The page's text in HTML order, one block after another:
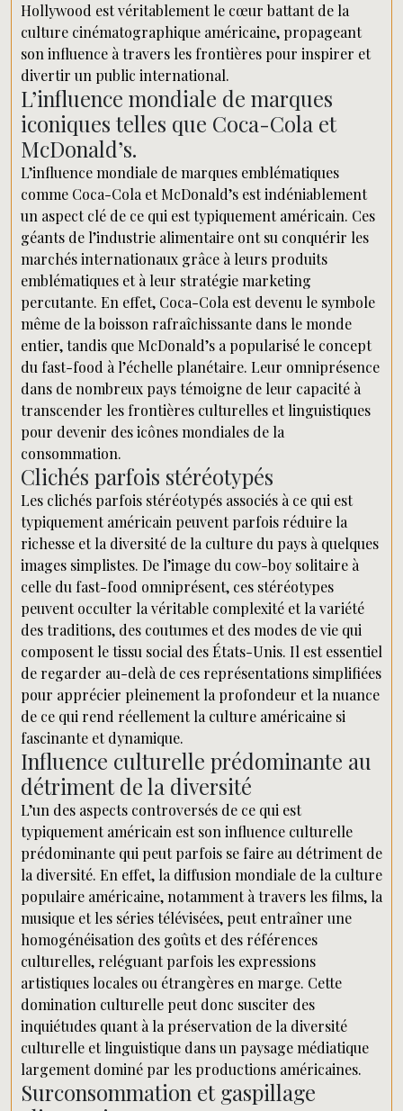
Hollywood est véritablement le cœur battant de la
culture cinématographique américaine, propageant
son influence à travers les frontières pour inspirer et
divertir un public international.
L’influence mondiale de marques
iconiques telles que Coca-Cola et
McDonald’s.
L’influence mondiale de marques emblématiques
comme Coca-Cola et McDonald’s est indéniablement
un aspect clé de ce qui est typiquement américain. Ces
géants de l’industrie alimentaire ont su conquérir les
marchés internationaux grâce à leurs produits
emblématiques et à leur stratégie marketing
percutante. En effet, Coca-Cola est devenu le symbole
même de la boisson rafraîchissante dans le monde
entier, tandis que McDonald’s a popularisé le concept
du fast-food à l’échelle planétaire. Leur omniprésence
dans de nombreux pays témoigne de leur capacité à
transcender les frontières culturelles et linguistiques
pour devenir des icônes mondiales de la
consommation.
Clichés parfois stéréotypés
Les clichés parfois stéréotypés associés à ce qui est
typiquement américain peuvent parfois réduire la
richesse et la diversité de la culture du pays à quelques
images simplistes. De l’image du cow-boy solitaire à
celle du fast-food omniprésent, ces stéréotypes
peuvent occulter la véritable complexité et la variété
des traditions, des coutumes et des modes de vie qui
composent le tissu social des États-Unis. Il est essentiel
de regarder au-delà de ces représentations simplifiées
pour apprécier pleinement la profondeur et la nuance
de ce qui rend réellement la culture américaine si
fascinante et dynamique.
Influence culturelle prédominante au
détriment de la diversité
L’un des aspects controversés de ce qui est
typiquement américain est son influence culturelle
prédominante qui peut parfois se faire au détriment de
la diversité. En effet, la diffusion mondiale de la culture
populaire américaine, notamment à travers les films, la
musique et les séries télévisées, peut entraîner une
homogénéisation des goûts et des références
culturelles, reléguant parfois les expressions
artistiques locales ou étrangères en marge. Cette
domination culturelle peut donc susciter des
inquiétudes quant à la préservation de la diversité
culturelle et linguistique dans un paysage médiatique
largement dominé par les productions américaines.
Surconsommation et gaspillage